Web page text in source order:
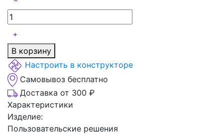
В корзину
Настроить в конструкторе
Самовывоз бесплатно
Доставка от 300 ₽
Характеристики
Изделие:
Пользовательские решения